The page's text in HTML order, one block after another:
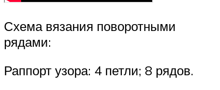
Схема вязания поворотными
рядами:
Раппорт узора: 4 петли; 8 рядов.